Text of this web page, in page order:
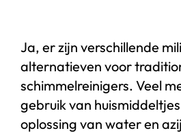
Ja, er zijn verschillende
alternatieven voor
schimmelreinigers. Veel
gebruik van
oplossing van water en